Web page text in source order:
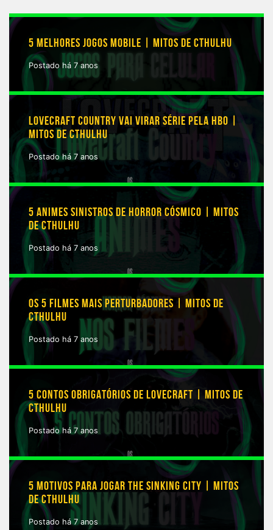
5 MELHORES JOGOS MOBILE | MITOS DE CTHULHU
Postado há 7 anos
LOVECRAFT COUNTRY VAI VIRAR SÉRIE PELA HBO |
MITOS DE CTHULHU
Postado há 7 anos
5 ANIMES SINISTROS DE HORROR CÓSMICO | MITOS
DE CTHULHU
Postado há 7 anos
OS 5 FILMES MAIS PERTURBADORES | MITOS DE
CTHULHU
Postado há 7 anos
5 CONTOS OBRIGATÓRIOS DE LOVECRAFT | MITOS DE
CTHULHU
Postado há 7 anos
5 MOTIVOS PARA JOGAR THE SINKING CITY | MITOS
DE CTHULHU
Postado há 7 anos